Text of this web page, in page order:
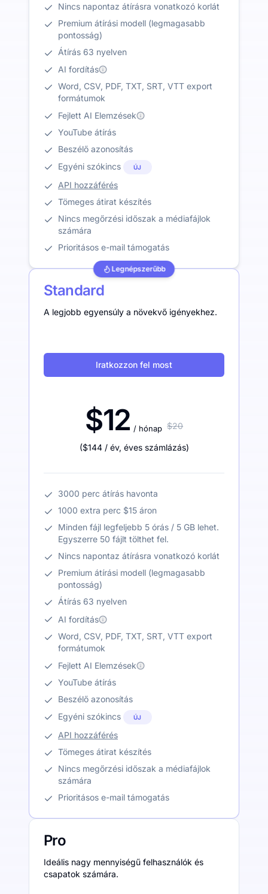
Nincs napontaz átírásra vonatkozó korlát
Premium átírási modell (legmagasabb
pontosság)
Átírás 63 nyelven
AI fordítás
Word, CSV, PDF, TXT, SRT, VTT export
formátumok
Fejlett AI Elemzések
YouTube átírás
Beszélő azonosítás
Egyéni szókincs
ÚJ
API hozzáférés
Tömeges átirat készítés
Nincs megőrzési időszak a médiafájlok
számára
Prioritásos e-mail támogatás
Legnépszerűbb
Standard
A legjobb egyensúly a növekvő igényekhez.
Iratkozzon fel most
$12 / hónap $20
($144 / év, éves számlázás)
3000 perc átírás havonta
1000 extra perc $15 áron
Minden fájl legfeljebb 5 órás / 5 GB lehet.
Egyszerre 50 fájlt tölthet fel.
Nincs napontaz átírásra vonatkozó korlát
Premium átírási modell (legmagasabb
pontosság)
Átírás 63 nyelven
AI fordítás
Word, CSV, PDF, TXT, SRT, VTT export
formátumok
Fejlett AI Elemzések
YouTube átírás
Beszélő azonosítás
Egyéni szókincs
ÚJ
API hozzáférés
Tömeges átirat készítés
Nincs megőrzési időszak a médiafájlok
számára
Prioritásos e-mail támogatás
Pro
Ideális nagy mennyiségű felhasználók és
csapatok számára.